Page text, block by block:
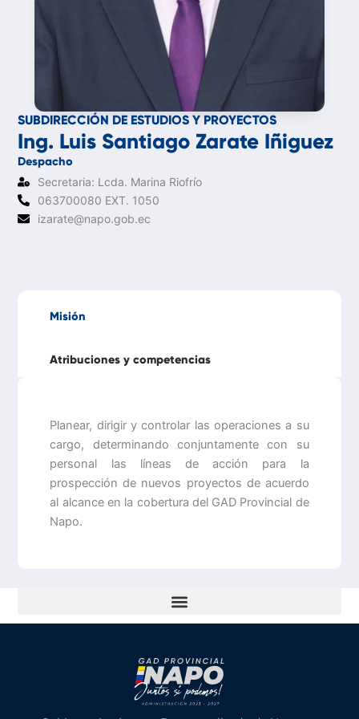
SUBDIRECCIÓN DE ESTUDIOS Y PROYECTOS
Ing. Luis Santiago Zarate Iñiguez
Despacho
Secretaria: Lcda. Marina Riofrío
063700080 EXT. 1050
izarate@napo.gob.ec
Misión
Atribuciones y competencias
Planear, dirigir y controlar las operaciones a su
cargo, determinando conjuntamente con su
personal las líneas de acción para la
prospección de nuevos proyectos de acuerdo
al alcance en la cobertura del GAD Provincial de
Napo.